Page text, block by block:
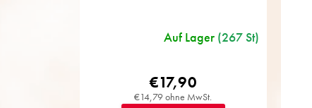
Auf Lager (267 St)
€14,79 ohne MwSt.
€17,90